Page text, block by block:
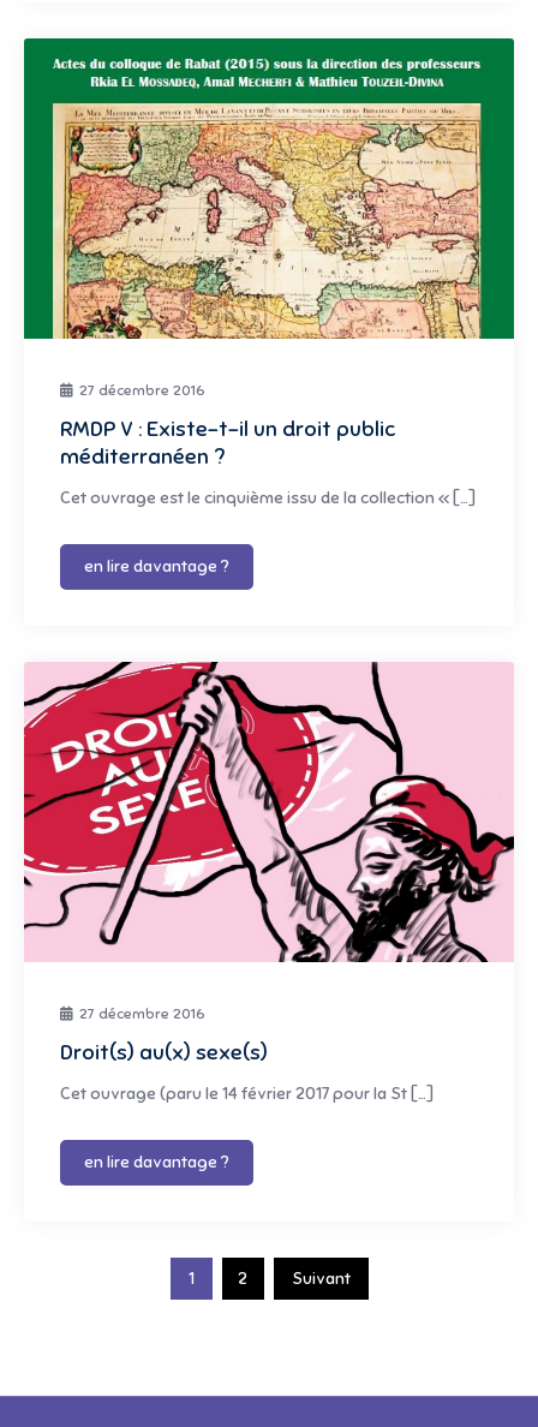
27 décembre 2016
RMDP V : Existe-t-il un droit public
méditerranéen ?
Cet ouvrage est le cinquième issu de la collection « […]
en lire davantage ?
27 décembre 2016
Droit(s) au(x) sexe(s)
Cet ouvrage (paru le 14 février 2017 pour la St […]
en lire davantage ?
Pagination
1 2 Suivant